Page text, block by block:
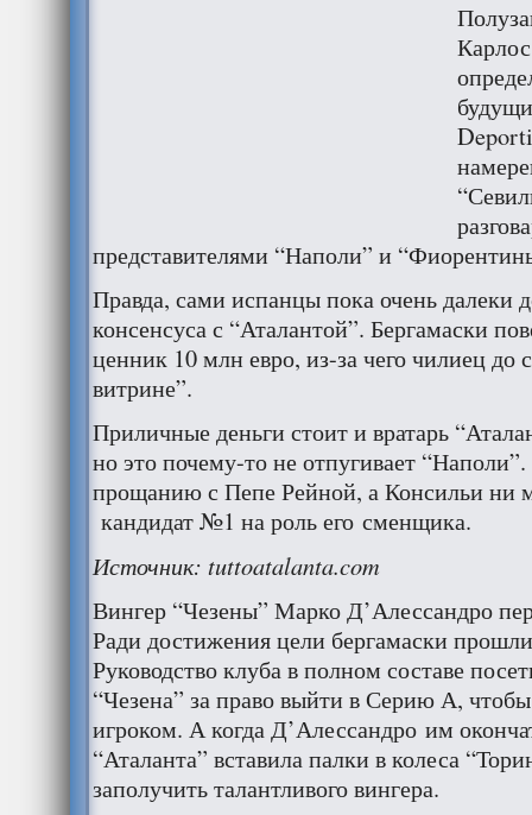
представителями “Наполи” и
Правда, сами испанцы пока очень далеки
консенсуса с “Аталантой”. Бергамаски
ценник 10 млн евро, из-за чего чилиец до
витрине”.
Приличные деньги стоит и вратарь
но это почему-то не отпугивает
прощанию с Пепе Рейной, а Консильи ни
кандидат №1 на роль его сменщика.
Источник: tuttoatalanta.com
Вингер “Чезены” Марко Д’Алессандро
Ради достижения цели бергамаски
Руководство клуба в полном составе
“Чезена” за право выйти в Серию А,
игроком. А когда Д’Алессандро им
“Аталанта” вставила палки в колеса
заполучить талантливого вингера.